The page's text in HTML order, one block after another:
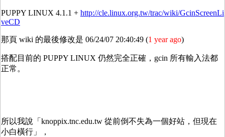
PUPPY LINUX 4.1.1 + http://cle.linux.org.tw/trac/wiki/GcinScreenLi
veCD
那頁 wiki 的最後修改是 06/24/07 20:40:49 (1 year ago)
搭配目前的 PUPPY LINUX 仍然完全正確，gcin 所有輸入法都
正常。
所以我說「knoppix.tnc.edu.tw 從前倒不失為一個好站，但現在
小白橫行」，